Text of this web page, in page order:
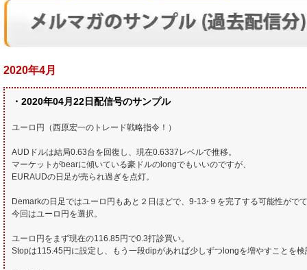
2020年4月
・2020年04月22日配信号のサンプル
ユーロ円（西原宏一のトレード戦略指令！）
AUDドルは結局0.63台を回復し、現在0.6337レベルで推移。
マーケットがbearに傾いている豪ドルのlongでもいいのですが、
EURAUDの日足が売られ過ぎを点灯。
Demarkの日足ではユーロ円もあと２日ほどで、9-13-９を完了する可能性がで
今回はユーロ円を選択。
ユーロ円をまず現在の116.85円で0.3打診買い。
Stopは115.45円に設定し、もう一段dipがあれば少しずつlongを増やすことを検